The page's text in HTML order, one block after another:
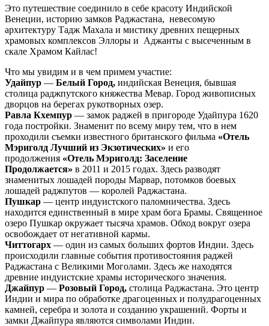
Это путешествие соединило в себе красоту Индийской
Венеции, историю замков Раджастана, невесомую
архитектуру Тадж Махала и мистику древних пещерных
храмовых комплексов Эллоры и Аджанты с высеченным в
скале Храмом Кайлас!
Что мы увидим и в чем примем участие:
Удайпур — Белый Город, индийская Венеция, бывшая
столица раджпутского княжества Мевар. Город живописных
дворцов на берегах рукотворных озер.
Равла Кхемпур — замок раджей в пригороде Удайпура 1620
года постройки. Знаменит по всему миру тем, что в нем
проходили съемки известного британского фильма «Отель
Мэриголд Лучший из Экзотических» и его
продолжения «Отель Мэриголд: Заселение
Продолжается» в 2011 и 2015 годах. Здесь разводят
знаменитых лошадей породы Марвар, потомков боевых
лошадей раджпутов — королей Раджастана.
Пушкар — центр индуистского паломничества. Здесь
находится единственный в мире храм бога Брамы. Священное
озеро Пушкар окружает тысяча храмов. Обход вокруг озера
освобождает от негативной кармы.
Читтогарх — один из самых больших фортов Индии. Здесь
происходили главные события противостояния раджей
Раджастана с Великими Моголами. Здесь же находятся
древние индуистские храмы исторического значения.
Джайпур — Розовый Город, столица Раджастана. Это центр
Индии и мира по обработке драгоценных и полудрагоценных
камней, серебра и золота и созданию украшений. Форты и
замки Джайпура являются символами Индии.